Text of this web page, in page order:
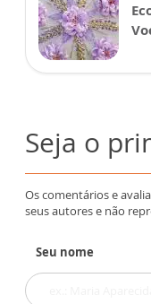
Seja o
Os comentários e
seus autores e não
Seu nome